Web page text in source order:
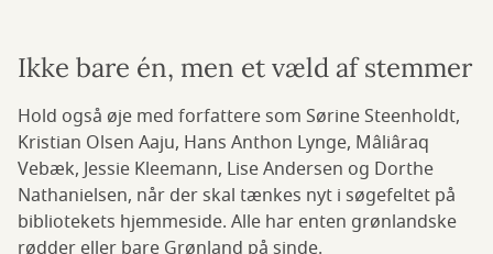
Ikke bare én, men et væld af stemmer
Hold også øje med forfattere som Sørine Steenholdt,
Kristian Olsen Aaju, Hans Anthon Lynge, Mâliâraq
Vebæk, Jessie Kleemann, Lise Andersen og Dorthe
Nathanielsen, når der skal tænkes nyt i søgefeltet på
bibliotekets hjemmeside. Alle har enten grønlandske
rødder eller bare Grønland på sinde.